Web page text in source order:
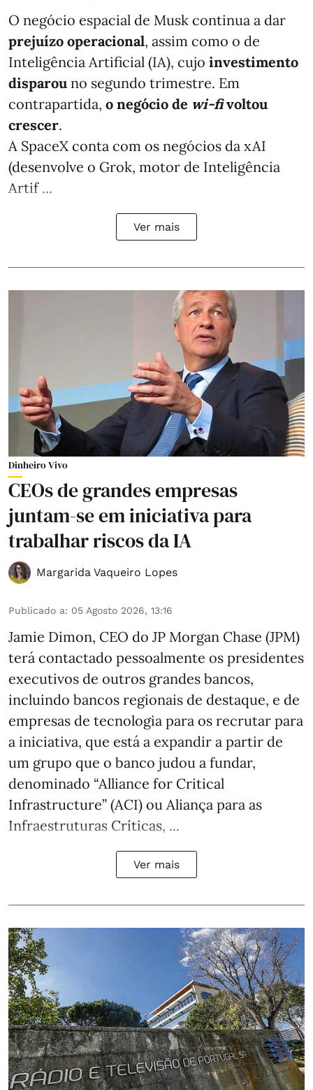
O negócio espacial de Musk continua a dar
prejuízo operacional, assim como o de
Inteligência Artificial (IA), cujo investimento
disparou no segundo trimestre. Em
contrapartida, o negócio de wi-fivoltou
crescer.
A SpaceX conta com os negócios da xAI
(desenvolve o Grok, motor de Inteligência
Artif ...
Ver mais
Dinheiro Vivo
CEOs de grandes empresas
juntam-se em iniciativa para
trabalhar riscos da IA
Margarida Vaqueiro Lopes
Publicado a: 05 Agosto 2026, 13:16
Jamie Dimon, CEO do JP Morgan Chase (JPM)
terá contactado pessoalmente os presidentes
executivos de outros grandes bancos,
incluindo bancos regionais de destaque, e de
empresas de tecnologia para os recrutar para
a iniciativa, que está a expandir a partir de
um grupo que o banco judou a fundar,
denominado “Alliance for Critical
Infrastructure” (ACI) ou Aliança para as
Infraestruturas Críticas, ...
Ver mais